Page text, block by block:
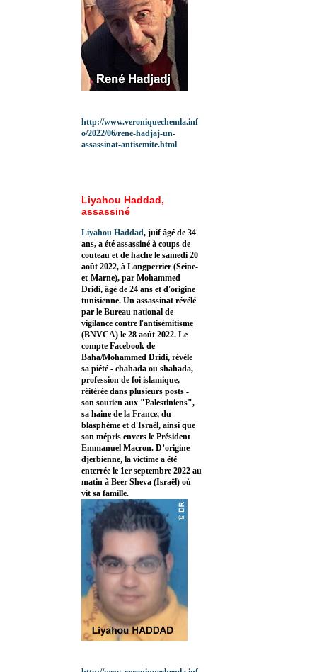
http://www.veroniquechemla.inf
o/2022/06/rene-hadjaj-un-
assassinat-antisemite.html
Liyahou Haddad,
assassiné
Liyahou Haddad, juif âgé de 34
ans, a été assassiné à coups de
couteau et de hache le samedi 20
août 2022, à Longperrier (Seine-
et-Marne), par Mohammed
Dridi, âgé de 24 ans et d'origine
tunisienne. Un assassinat révélé
par le Bureau national de
vigilance contre l'antisémitisme
(BNVCA) le 28 août 2022. Le
compte Facebook de
Baha/Mohammed Dridi, révèle
sa piété - chahada ou shahada,
profession de foi islamique,
réitérée dans plusieurs posts -
son soutien aux "Palestiniens",
sa haine de la France, du
blasphème et d'Israël, ainsi que
son mépris envers le Président
Emmanuel Macron. D’origine
djerbienne, la victime a été
enterrée le 1er septembre 2022 au
matin à Beer Sheva (Israël) où
vit sa famille.